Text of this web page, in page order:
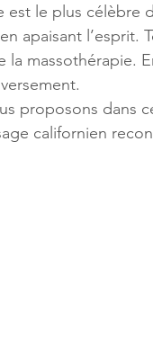
est le plus célèbre
apaisant
la massothérapie.
proposons dans
californien